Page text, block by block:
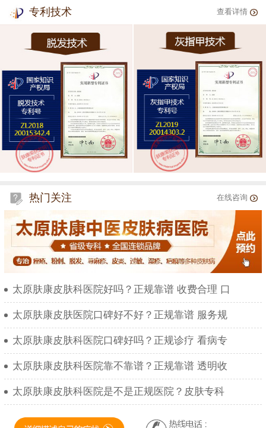
专利技术 查看详情
热门关注 在线咨询
太原肤康皮肤科医院好吗？正规靠谱 收费合理 口
太原肤康皮肤医院口碑好不好？正规靠谱 服务规
太原肤康皮肤科医院口碑好吗？正规诊疗 看病专
太原肤康皮肤科医院靠不靠谱？正规靠谱 透明收
太原肤康皮肤科医院是不是正规医院？皮肤专科